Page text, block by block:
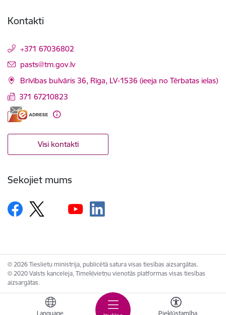
Language Piekļūstamība
Kontakti
+371 67036802
E-pasts:
pasts@tm.gov.lv
Brīvības bulvāris 36, Rīga, LV-1536 (ieeja no Tērbatas ielas)
371 67210823
Visi kontakti
Sekojiet mums
© 2026 Tieslietu ministrija, publicētā satura visas tiesības aizsargātas.
© 2020 Valsts kanceleja, Tīmekļvietņu vienotās platformas visas tiesības
aizsargātas.